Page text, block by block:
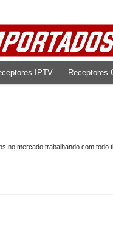
IPTV Receptores
no mercado trabalhando com